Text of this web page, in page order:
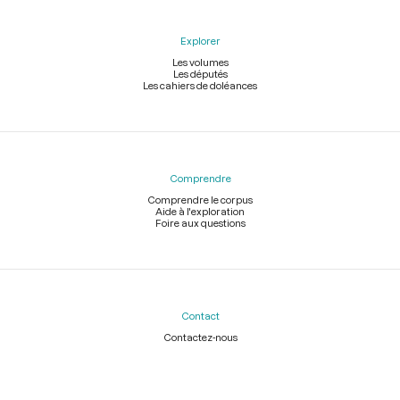
Explorer
Les volumes
Les députés
Les cahiers de doléances
Comprendre
Comprendre le corpus
Aide à l'exploration
Foire aux questions
Contact
Contactez-nous